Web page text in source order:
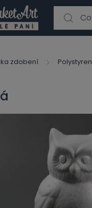
Search for:
zdobení Polystyren